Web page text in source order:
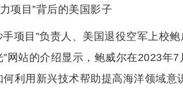
项目”背后的美国影子
项目”负责人、美国退役空军上校
”网站的介绍显示，鲍威尔在2023年
利用新兴技术帮助提高海洋领域意识